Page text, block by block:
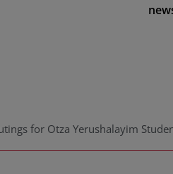
for Otza Yerushalayim